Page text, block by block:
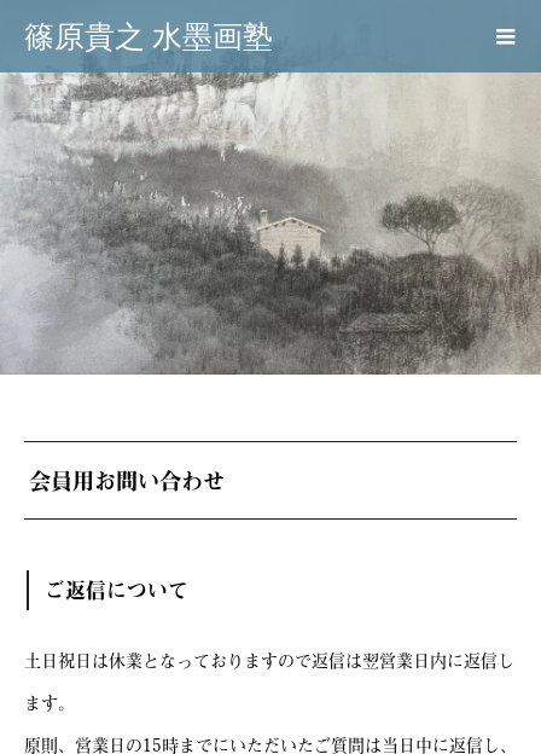
篠原貴之 水墨画塾
会員用お問い合わせ
ご返信について
土日祝日は休業となっておりますので返信は翌営業日内に返信し
ます。
原則、営業日の15時までにいただいたご質問は当日中に返信し、